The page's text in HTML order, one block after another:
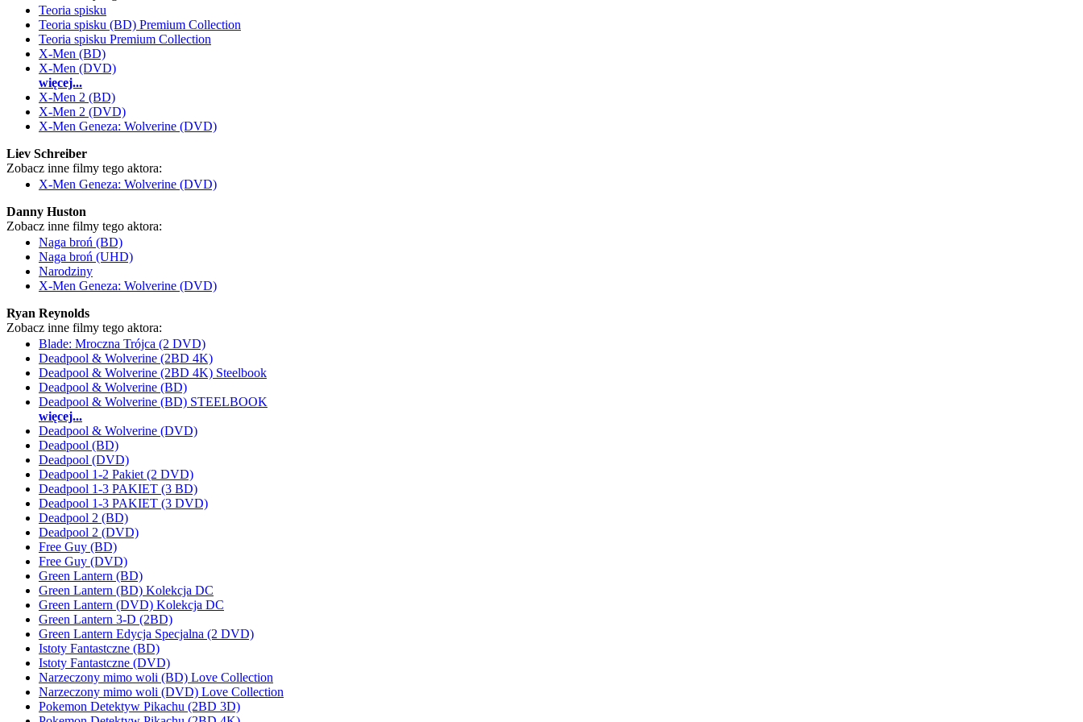
Teoria spisku
Teoria spisku (BD) Premium Collection
Teoria spisku Premium Collection
X-Men (BD)
X-Men (DVD)
więcej...
X-Men 2 (BD)
X-Men 2 (DVD)
X-Men Geneza: Wolverine (DVD)
Liev Schreiber
Zobacz inne filmy tego aktora:
X-Men Geneza: Wolverine (DVD)
Danny Huston
Zobacz inne filmy tego aktora:
Naga broń (BD)
Naga broń (UHD)
Narodziny
X-Men Geneza: Wolverine (DVD)
Ryan Reynolds
Zobacz inne filmy tego aktora:
Blade: Mroczna Trójca (2 DVD)
Deadpool & Wolverine (2BD 4K)
Deadpool & Wolverine (2BD 4K) Steelbook
Deadpool & Wolverine (BD)
Deadpool & Wolverine (BD) STEELBOOK
więcej...
Deadpool & Wolverine (DVD)
Deadpool (BD)
Deadpool (DVD)
Deadpool 1-2 Pakiet (2 DVD)
Deadpool 1-3 PAKIET (3 BD)
Deadpool 1-3 PAKIET (3 DVD)
Deadpool 2 (BD)
Deadpool 2 (DVD)
Free Guy (BD)
Free Guy (DVD)
Green Lantern (BD)
Green Lantern (BD) Kolekcja DC
Green Lantern (DVD) Kolekcja DC
Green Lantern 3-D (2BD)
Green Lantern Edycja Specjalna (2 DVD)
Istoty Fantastczne (BD)
Istoty Fantastczne (DVD)
Narzeczony mimo woli (BD) Love Collection
Narzeczony mimo woli (DVD) Love Collection
Pokemon Detektyw Pikachu (2BD 3D)